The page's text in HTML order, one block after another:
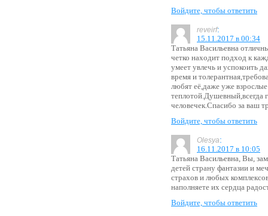
Войдите, чтобы ответить
reveirf:
15.11.2017 в 00:34
Татьяна Васильевна
четко находит подход к
умеет увлечь и успокоить
время и
любят её,даже уже
теплотой.Душевный,всегда
человечек.Спасибо за ваш
Войдите, чтобы ответить
Olesya:
16.11.2017 в 10:05
Татьяна Васильевна, Вы,
детей страну фантазии и
страхов и любых
наполняете их сердца
Войдите, чтобы ответить